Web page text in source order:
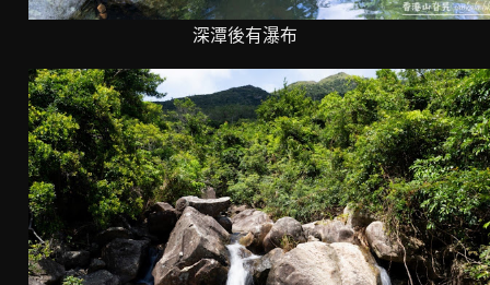
深潭後有瀑布